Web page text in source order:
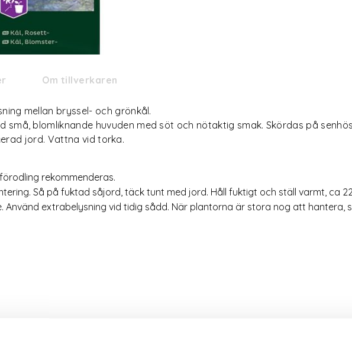
Om tillverkaren
mellan bryssel- och grönkål.
små, blomliknande huvuden med söt och nötaktig smak. Skördas på
jord. Vattna vid torka.
rekommenderas.
Så på fuktad såjord, täck tunt med jord. Håll fuktigt och ställ varmt, ca
Använd extrabelysning vid tidig sådd. När plantorna är stora nog att